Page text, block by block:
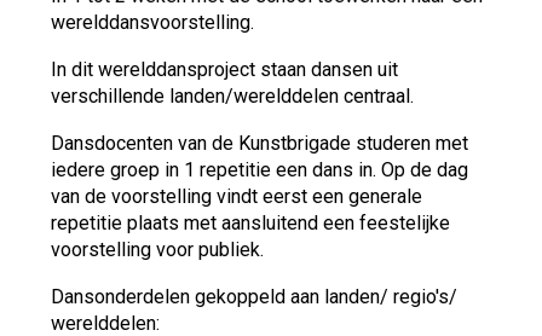
werelddansvoorstelling.
In dit werelddansproject staan dansen uit
verschillende landen/werelddelen centraal.
Dansdocenten van de Kunstbrigade studeren met
iedere groep in 1 repetitie een dans in. Op de dag
van de voorstelling vindt eerst een generale
repetitie plaats met aansluitend een feestelijke
voorstelling voor publiek.
Dansonderdelen gekoppeld aan landen/ regio's/
werelddelen: